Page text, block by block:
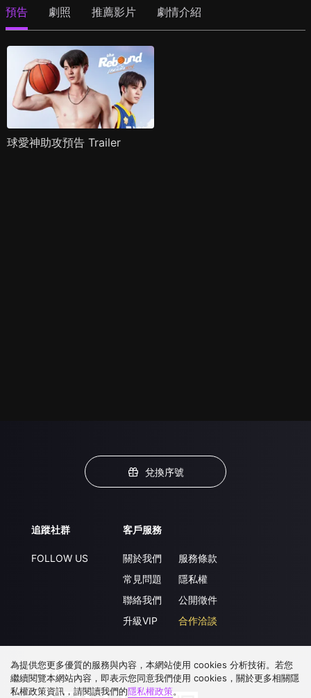
預告 劇照 推薦影片 劇情介紹
球愛神助攻預告 Trailer
兌換序號
追蹤社群
FOLLOW US
客戶服務
關於我們
常見問題
聯絡我們
升級VIP
服務條款
隱私權
公開徵件
合作洽談
下載 APP
為提供您更多優質的服務與內容，本網站使用 cookies 分析技術。若您
繼續閱覽本網站內容，即表示您同意我們使用 cookies，關於更多相關隱
私權政策資訊，請閱讀我們的隱私權政策。